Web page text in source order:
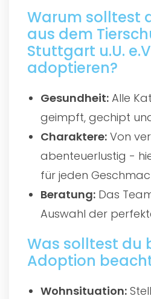
Warum solltest
aus dem
Stuttgart u.U.
adoptieren?
Gesundheit: Alle
geimpft, gechipt
Charaktere: Von
abenteuerlustig -
für jeden
Beratung: Das
Auswahl der
Was solltest du
Adoption
Wohnsituation: